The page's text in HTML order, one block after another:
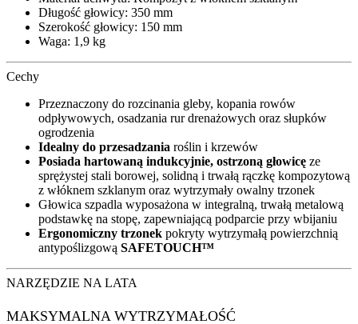
Długość głowicy: 350 mm
Szerokość głowicy: 150 mm
Waga: 1,9 kg
Cechy
Przeznaczony do rozcinania gleby, kopania rowów
odpływowych, osadzania rur drenażowych oraz słupków
ogrodzenia
Idealny do przesadzania roślin i krzewów
Posiada hartowaną indukcyjnie, ostrzoną głowicę ze
sprężystej stali borowej, solidną i trwałą rączkę kompozytową
z włóknem szklanym oraz wytrzymały owalny trzonek
Głowica szpadla wyposażona w integralną, trwałą metalową
podstawkę na stopę, zapewniającą podparcie przy wbijaniu
Ergonomiczny trzonek pokryty wytrzymałą powierzchnią
antypoślizgową SAFETOUCH™
NARZĘDZIE NA LATA
MAKSYMALNA WYTRZYMAŁOŚĆ